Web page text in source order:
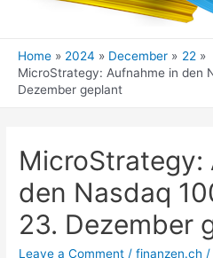
Home 2024 December
22
MicroStrategy: Aufnahme in den
Dezember geplant
MicroStrategy:
den Nasdaq
23. Dezember
Leave a Comment /finanzen.ch /